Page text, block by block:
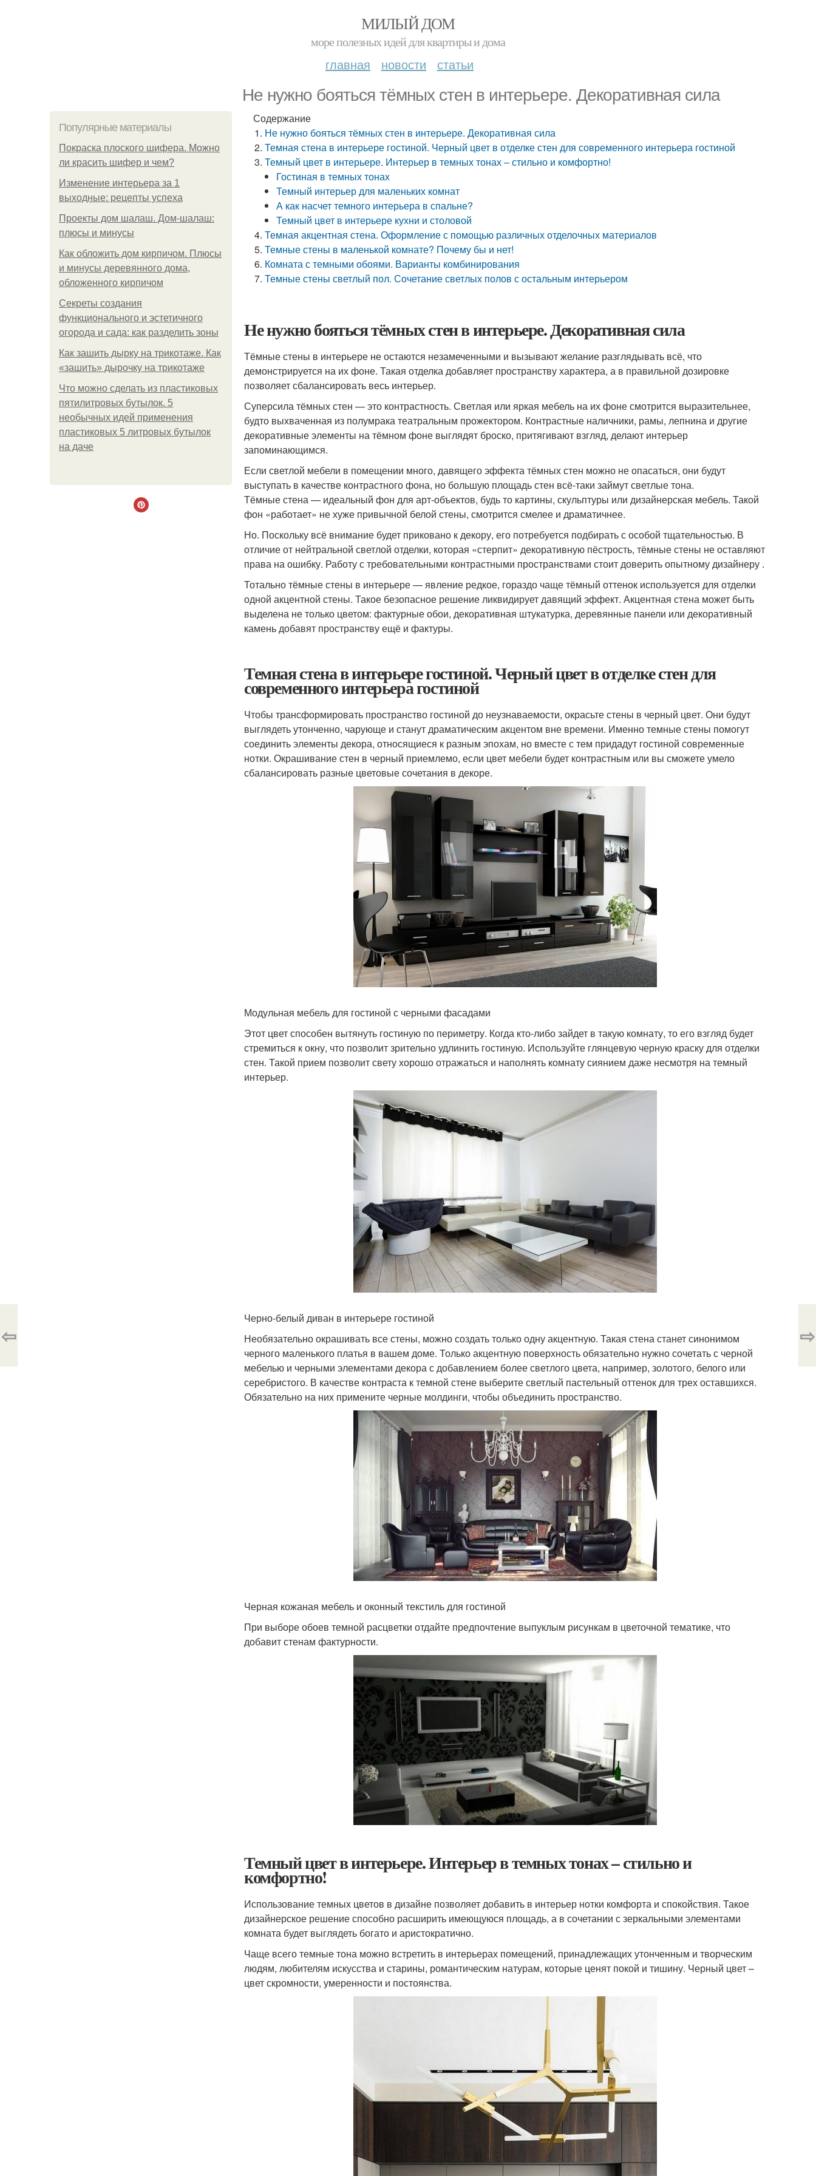
МИЛЫЙ ДОМ
море полезных идей для квартиры и дома
главная новости статьи
Не нужно бояться тёмных стен в интерьере. Декоративная сила
Популярные материалы
Покраска плоского шифера. Можно
ли красить шифер и чем?
Изменение интерьера за 1
выходные: рецепты успеха
Проекты дом шалаш. Дом-шалаш:
плюсы и минусы
Как обложить дом кирпичом. Плюсы
и минусы деревянного дома,
обложенного кирпичом
Секреты создания
функционального и эстетичного
огорода и сада: как разделить зоны
Как зашить дырку на трикотаже. Как
«зашить» дырочку на трикотаже
Что можно сделать из пластиковых
пятилитровых бутылок. 5
необычных идей применения
пластиковых 5 литровых бутылок
на даче
Содержание
Не нужно бояться тёмных стен в интерьере. Декоративная сила
Темная стена в интерьере гостиной. Черный цвет в отделке стен для современного интерьера гостиной
Темный цвет в интерьере. Интерьер в темных тонах – стильно и комфортно!
Гостиная в темных тонах
Темный интерьер для маленьких комнат
А как насчет темного интерьера в спальне?
Темный цвет в интерьере кухни и столовой
Темная акцентная стена. Оформление с помощью различных отделочных материалов
Темные стены в маленькой комнате? Почему бы и нет!
Комната с темными обоями. Варианты комбинирования
Темные стены светлый пол. Сочетание светлых полов с остальным интерьером
Не нужно бояться тёмных стен в интерьере. Декоративная сила
Тёмные стены в интерьере не остаются незамеченными и вызывают желание разглядывать всё, что
демонстрируется на их фоне. Такая отделка добавляет пространству характера, а в правильной дозировке
позволяет сбалансировать весь интерьер.
Суперсила тёмных стен — это контрастность. Светлая или яркая мебель на их фоне смотрится выразительнее,
будто выхваченная из полумрака театральным прожектором. Контрастные наличники, рамы, лепнина и другие
декоративные элементы на тёмном фоне выглядят броско, притягивают взгляд, делают интерьер
запоминающимся.
Если светлой мебели в помещении много, давящего эффекта тёмных стен можно не опасаться, они будут
выступать в качестве контрастного фона, но большую площадь стен всё-таки займут светлые тона.
Тёмные стена — идеальный фон для арт-объектов, будь то картины, скульптуры или дизайнерская мебель. Такой
фон «работает» не хуже привычной белой стены, смотрится смелее и драматичнее.
Но. Поскольку всё внимание будет приковано к декору, его потребуется подбирать с особой тщательностью. В
отличие от нейтральной светлой отделки, которая «стерпит» декоративную пёстрость, тёмные стены не оставляют
права на ошибку. Работу с требовательными контрастными пространствами стоит доверить опытному дизайнеру .
Тотально тёмные стены в интерьере — явление редкое, гораздо чаще тёмный оттенок используется для отделки
одной акцентной стены. Такое безопасное решение ликвидирует давящий эффект. Акцентная стена может быть
выделена не только цветом: фактурные обои, декоративная штукатурка, деревянные панели или декоративный
камень добавят пространству ещё и фактуры.
Темная стена в интерьере гостиной. Черный цвет в отделке стен для
современного интерьера гостиной
Чтобы трансформировать пространство гостиной до неузнаваемости, окрасьте стены в черный цвет. Они будут
выглядеть утонченно, чарующе и станут драматическим акцентом вне времени. Именно темные стены помогут
соединить элементы декора, относящиеся к разным эпохам, но вместе с тем придадут гостиной современные
нотки. Окрашивание стен в черный приемлемо, если цвет мебели будет контрастным или вы сможете умело
сбалансировать разные цветовые сочетания в декоре.
Модульная мебель для гостиной с черными фасадами
Этот цвет способен вытянуть гостиную по периметру. Когда кто-либо зайдет в такую комнату, то его взгляд будет
стремиться к окну, что позволит зрительно удлинить гостиную. Используйте глянцевую черную краску для отделки
стен. Такой прием позволит свету хорошо отражаться и наполнять комнату сиянием даже несмотря на темный
интерьер.
Черно-белый диван в интерьере гостиной
Необязательно окрашивать все стены, можно создать только одну акцентную. Такая стена станет синонимом
черного маленького платья в вашем доме. Только акцентную поверхность обязательно нужно сочетать с черной
мебелью и черными элементами декора с добавлением более светлого цвета, например, золотого, белого или
серебристого. В качестве контраста к темной стене выберите светлый пастельный оттенок для трех оставшихся.
Обязательно на них примените черные молдинги, чтобы объединить пространство.
Черная кожаная мебель и оконный текстиль для гостиной
При выборе обоев темной расцветки отдайте предпочтение выпуклым рисункам в цветочной тематике, что
добавит стенам фактурности.
Темный цвет в интерьере. Интерьер в темных тонах – стильно и
комфортно!
Использование темных цветов в дизайне позволяет добавить в интерьер нотки комфорта и спокойствия. Такое
дизайнерское решение способно расширить имеющуюся площадь, а в сочетании с зеркальными элементами
комната будет выглядеть богато и аристократично.
Чаще всего темные тона можно встретить в интерьерах помещений, принадлежащих утонченным и творческим
людям, любителям искусства и старины, романтическим натурам, которые ценят покой и тишину. Черный цвет –
цвет скромности, умеренности и постоянства.
⇦ ⇨